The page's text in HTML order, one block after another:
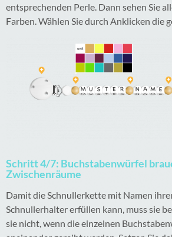
entsprechenden Perle. Dann sehen Sie
Farben. Wählen Sie durch Anklicken die
Schritt 4/7: Buchstabenwürfel
Zwischenräume
Damit die Schnullerkette mit Namen
Schnullerhalter erfüllen kann, muss sie
sie nicht, wenn die einzelnen